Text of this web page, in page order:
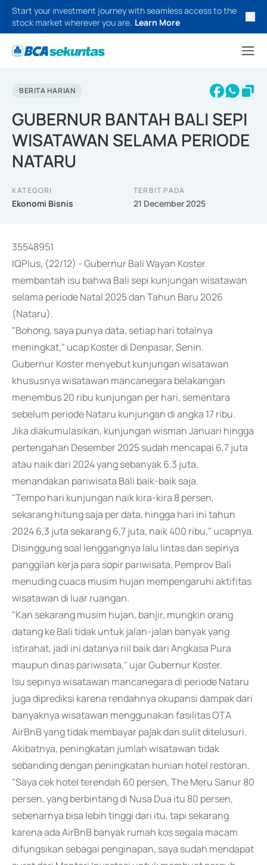
Start your investment journey with seamless access to the
stock market wherever you are. Learn More
BERITA HARIAN
GUBERNUR BANTAH BALI SEPI
WISATAWAN SELAMA PERIODE
NATARU
KATEGORI
Ekonomi Bisnis
TERBIT PADA
21 December 2025
35548951
IQPlus, (22/12) - Gubernur Bali Wayan Koster
membantah isu bahwa Bali sepi kunjungan wisatawan
selama periode Natal 2025 dan Tahun Baru 2026
(Nataru).
"Bohong, saya punya data, setiap hari totalnya
meningkat," ucap Koster di Denpasar, Senin.
Gubernur Koster menyebut kunjungan wisatawan
khususnya wisatawan mancanegara belakangan
menembus 20 ribu kunjungan per hari, sementara
sebelum periode Nataru kunjungan di angka 17 ribu.
Jika diakumulasikan, kunjungan wisman Januari hingga
pertengahan Desember 2025 sudah mencapai 6,7 juta
atau naik dari 2024 yang sebanyak 6,3 juta,
menandakan pariwisata Bali baik-baik saja.
"Tempo hari kunjungan naik kira-kira 8 persen,
sekarang hitung saja per data, hingga hari ini tahun
2024 6,3 juta sekarang 6,7 juta, naik 400 ribu," ucapnya.
Disinggung soal lenggangnya lalu lintas dan sepinya
panggilan kerja para sopir pariwisata, Pemprov Bali
menuding cuaca musim hujan mempengaruhi aktifitas
wisatawan di luar ruangan.
"Kan sekarang musim hujan, banjir, mungkin orang
datang ke Bali tidak untuk jalan-jalan banyak yang
istirahat, jadi ini datanya riil baik dari Angkasa Pura
maupun dinas pariwisata," ujar Gubernur Koster.
Isu sepinya wisatawan mancanegara di periode Nataru
juga diprediksi karena rendahnya okupansi dampak dari
banyaknya wisatawan menggunakan fasilitas OTA
AirBnB yang tidak membayar pajak dan sulit ditelusuri.
Akibatnya, peningkatan jumlah wisatawan tidak
sebanding dengan peningkatan hunian hotel restoran.
"Saya cek hotel terendah 60 persen, The Meru Sanur 80
persen, yang berbintang di Nusa Dua itu 80 persen,
sebenarnya bisa lebih tinggi dari itu, tapi sekarang
karena ada AirBnB banyak rumah kos segala macam
difungsikan sebagai penginapan, saya sudah mendapat